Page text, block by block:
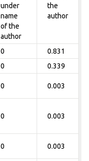
under
name
of the
author
the
author
0 0.831
0 0.339
0 0.003
0 0.003
0 0.003